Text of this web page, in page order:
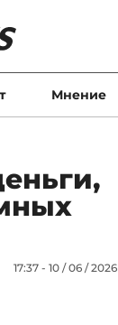
Мнение
17:37 - 10 / 06 / 2026